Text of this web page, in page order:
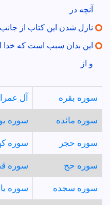
آنچه در
نازل شدن اين كتاب از
اين بدان سبب است كه خدا
و از
سوره بقره آل
سوره مائده سوره
سوره حجر سوره
سوره حج سوره
سوره سجده سوره